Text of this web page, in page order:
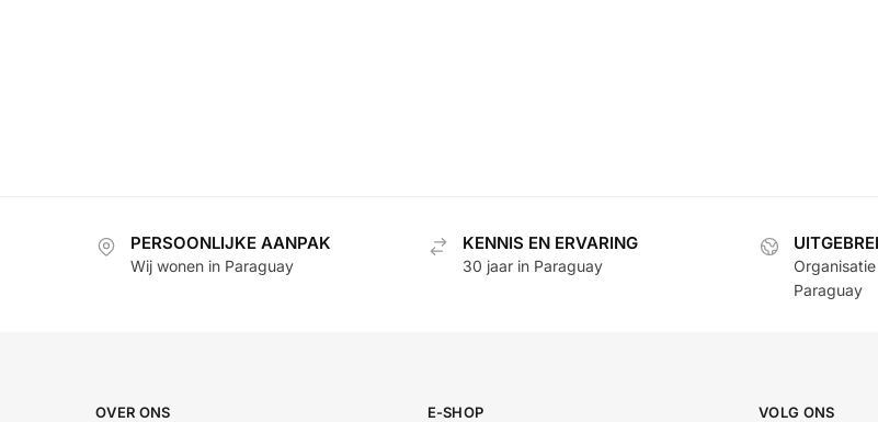
PERSOONLIJKE AANPAK
Wij wonen in Paraguay
KENNIS EN ERVARING
30 jaar in Paraguay
Paraguay
OVER ONS E-SHOP VOLG ONS